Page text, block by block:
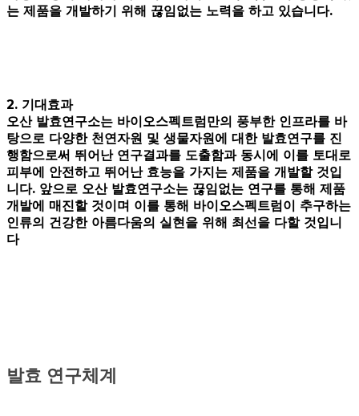
는 제품을 개발하기 위해 끊임없는 노력을 하고 있습니다.
2. 기대효과
오산 발효연구소는 바이오스펙트럼만의 풍부한 인프라를 바
탕으로 다양한 천연자원 및 생물자원에 대한 발효연구를 진
행함으로써 뛰어난 연구결과를 도출함과 동시에 이를 토대로
피부에 안전하고 뛰어난 효능을 가지는 제품을 개발할 것입
니다. 앞으로 오산 발효연구소는 끊임없는 연구를 통해 제품
개발에 매진할 것이며 이를 통해 바이오스펙트럼이 추구하는
인류의 건강한 아름다움의 실현을 위해 최선을 다할 것입니
다
발효 연구체계